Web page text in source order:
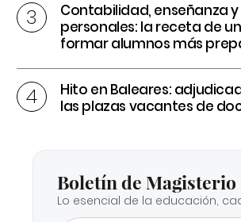
Contabilidad, enseñanza
personales: la receta de
formar alumnos más
Hito en Baleares:
las plazas vacantes de
Boletín de Magisterio
Lo esencial de la educación,